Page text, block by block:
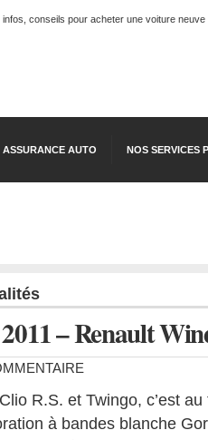
conseils pour acheter une voiture
ASSURANCE AUTO NOS SERVICES
2011 – Renault
R.S. et Twingo, c’est
à bandes blanche